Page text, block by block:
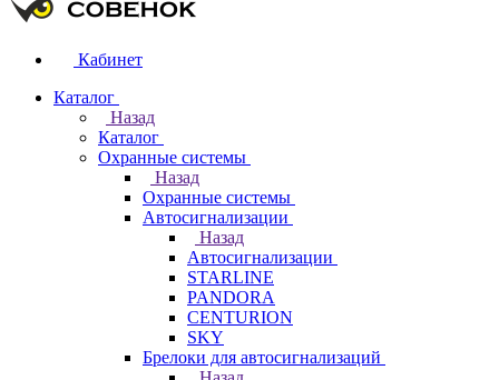
Кабинет
Каталог
Назад
Каталог
Охранные системы
Назад
Охранные системы
Автосигнализации
Назад
Автосигнализации
STARLINE
PANDORA
CENTURION
SKY
Брелоки для автосигнализаций